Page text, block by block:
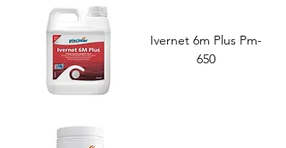
Ivernet 6m Plus Pm-
650